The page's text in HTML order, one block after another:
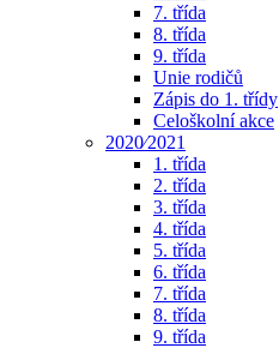
7. třída
8. třída
9. třída
Unie rodičů
Zápis do 1. třídy
Celoškolní akce
2020⁄2021
1. třída
2. třída
3. třída
4. třída
5. třída
6. třída
7. třída
8. třída
9. třída